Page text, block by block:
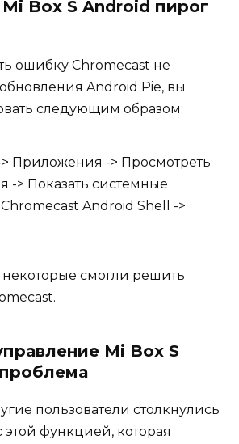
Box S Android пирог
ошибку Chromecast не
Android Pie, вы
следующим образом:
Приложения -> Просмотреть
-> Показать системные
Android Shell ->
смогли решить
Mi Box S
пользователи столкнулись
функцией, которая